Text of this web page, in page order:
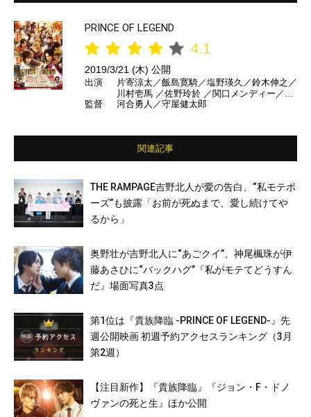
PRINCE OF LEGEND
4.1
2019/3/21 (木) 公開
出演
片寄涼太／飯島寛騎／塩野瑛久／鈴木伸之／
川村壱馬 ／佐野玲於 ／関口メンディー／吉
野北人／藤原樹／長谷川慎／町田啓太／清原
監督 河合勇人／守屋健太郎
関連記事
THE RAMPAGE吉野北人が愛の告白、“私モテポ
ーズ”も披露「お前が死ぬまで、愛し続けてや
るから」
奥野壮が吉野北人に“あごクイ”、神尾楓珠が伊
藤あさひに“バックハグ”『私がモテてどうすん
だ』場面写真3点
第1位は『貴族降臨 -PRINCE OF LEGEND-』先
週公開映画 初週予約アクセスランキング（3月
第2週）
【注目新作】『貴族降臨』『ジョン・F・ドノ
ヴァンの死と生』ほか公開